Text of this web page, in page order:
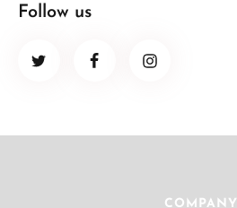
Follow us
COMPANY